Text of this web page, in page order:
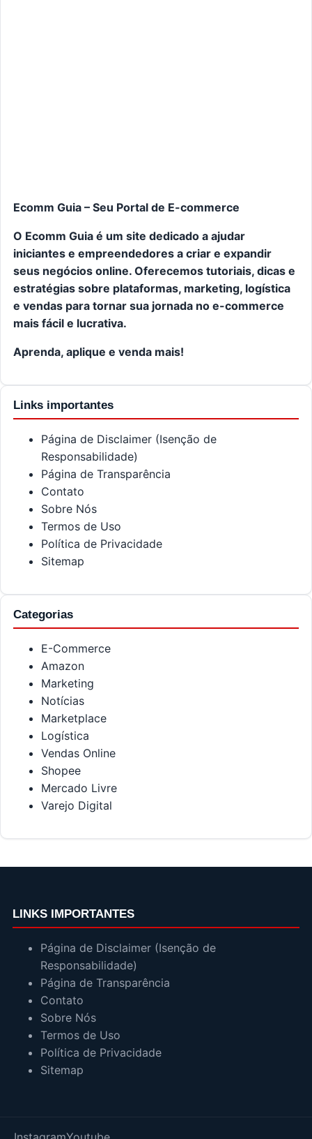
Ecomm Guia – Seu Portal de E-commerce
O Ecomm Guia é um site dedicado a ajudar
iniciantes e empreendedores a criar e expandir
seus negócios online. Oferecemos tutoriais, dicas e
estratégias sobre plataformas, marketing, logística
e vendas para tornar sua jornada no e-commerce
mais fácil e lucrativa.
Aprenda, aplique e venda mais!
Links importantes
Página de Disclaimer (Isenção de
Responsabilidade)
Página de Transparência
Contato
Sobre Nós
Termos de Uso
Política de Privacidade
Sitemap
Categorias
E-Commerce
Amazon
Marketing
Notícias
Marketplace
Logística
Vendas Online
Shopee
Mercado Livre
Varejo Digital
LINKS IMPORTANTES
Página de Disclaimer (Isenção de
Responsabilidade)
Página de Transparência
Contato
Sobre Nós
Termos de Uso
Política de Privacidade
Sitemap